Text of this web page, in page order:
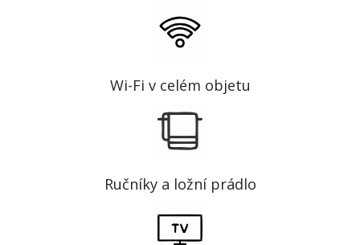
Wi-Fi v celém objetu
Ručníky a ložní prádlo